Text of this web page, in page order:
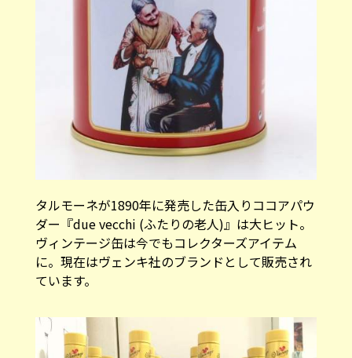
タルモーネが1890年に発売した缶入りココアパウ
ダー『due vecchi (ふたりの老人)』は大ヒット。
ヴィンテージ缶は今でもコレクターズアイテム
に。現在はヴェンキ社のブランドとして販売され
ています。